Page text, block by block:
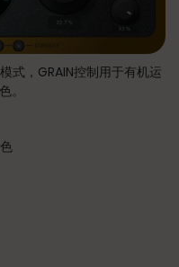
式，GRAIN控制用于有机运
。